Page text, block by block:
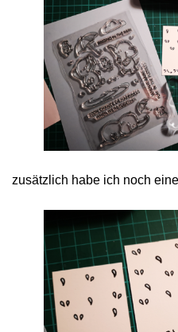
zusätzlich habe ich noch